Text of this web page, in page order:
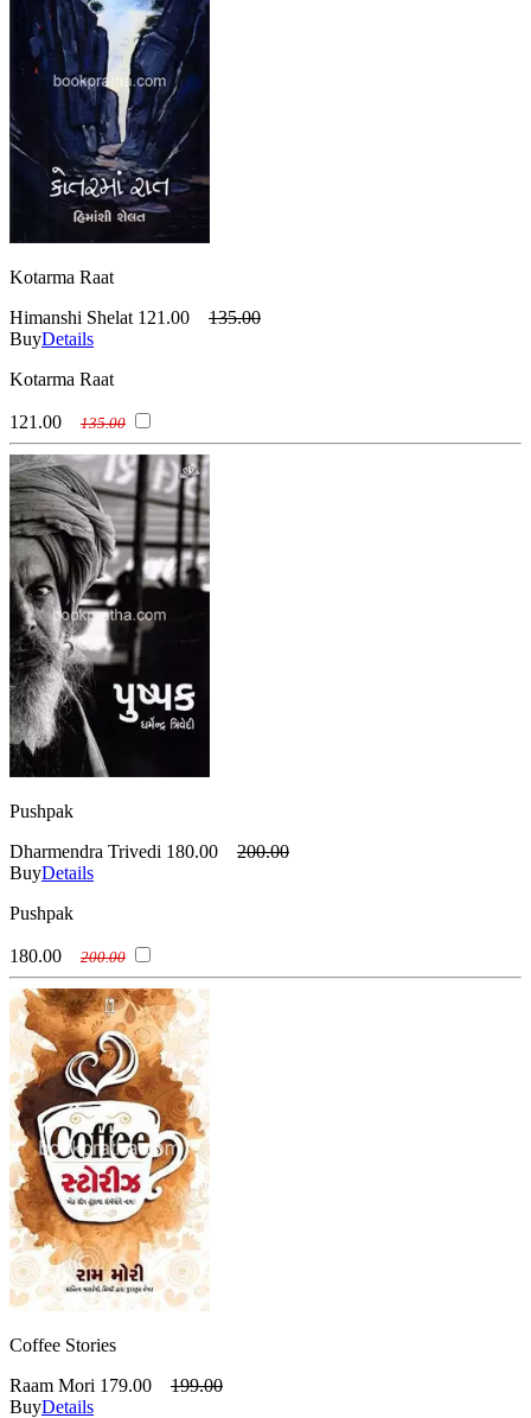
Kotarma Raat
Himanshi Shelat 121.00
135.00
BuyDetails
Kotarma Raat
121.00 135.00
Pushpak
Dharmendra Trivedi 180.00
200.00
BuyDetails
Pushpak
180.00 200.00
Coffee Stories
Raam Mori 179.00
199.00
BuyDetails